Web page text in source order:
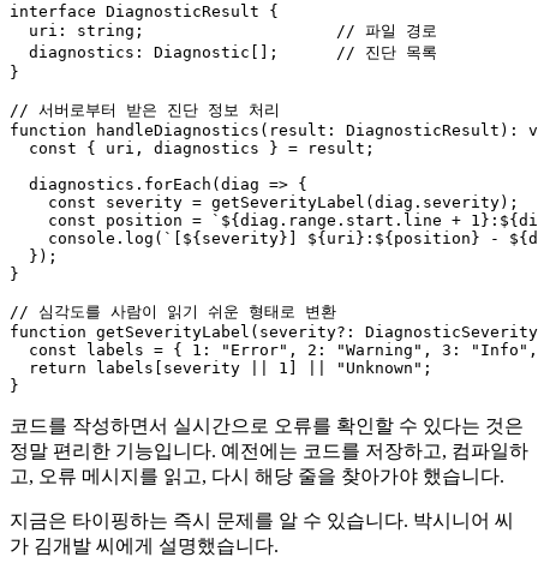
interface DiagnosticResult {
uri : string ;
// 파일 경로
diagnostics : Diagnostic [];
// 진단 목록
}
// 서버로부터 받은 진단 정보 처리
function
handleDiagnostics ( result : DiagnosticResult ):
const { uri, diagnostics } = result;
  diagnostics.
forEach ( diag => {
const severity = getSeverityLabel (diag. severity);
const position = ` ${diag.range.start.line + 1 } :
console . log ( `[ ${severity} ${uri} : ${position} -
  });
}
// 심각도를 사람이 읽기 쉬운 형태로 변환
function getSeverityLabel ( severity?: DiagnosticSeverity
const labels = { 1 : "Error" , 2 : "Warning" , 3 : "Info"
return labels[severity || 1 "Unknown" ;
코드를 작성하면서 실시간으로 오류를 확인할 수 있다는 것은
정말 편리한 기능입니다. 예전에는 코드를 저장하고, 컴파일하
고, 오류 메시지를 읽고, 다시 해당 줄을 찾아가야 했습니다.
지금은 타이핑하는 즉시 문제를 알 수 있습니다. 박시니어 씨
가 김개발 씨에게 설명했습니다.